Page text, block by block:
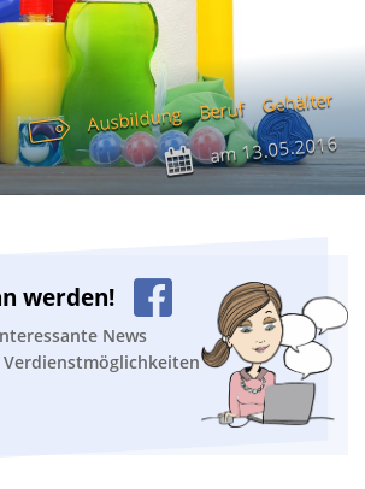
Ausbildung Beruf Gehälter
am13.05.2016
werden!
News
Verdienstmöglichkeiten